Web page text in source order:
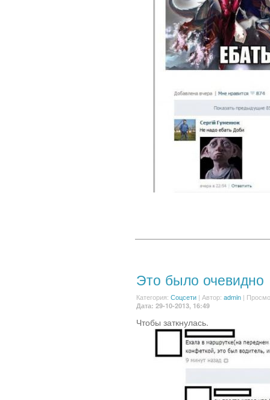
Это было очевидно
Категория: Соцсети | Автор: admin |
Дата: 29-10-2013, 16:49
Чтобы заткнулась.